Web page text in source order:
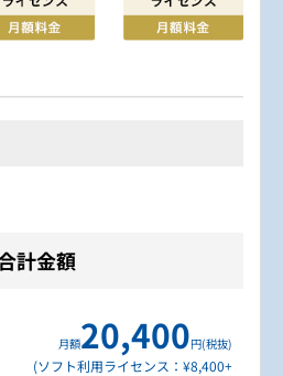
計 固定資産
計金額
月額20,400円(税抜)
(ソフト利用ライセンス：¥8,400+